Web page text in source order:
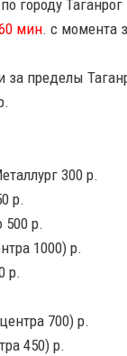
городу Таганрог
мин. с момента
за пределы
300 р.
р.
р.
1000) р.
р.
700) р.
450) р.